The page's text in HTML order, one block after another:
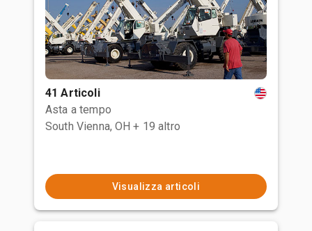
41 Articoli
Asta a tempo
South Vienna, OH + 19 altro
Visualizza articoli